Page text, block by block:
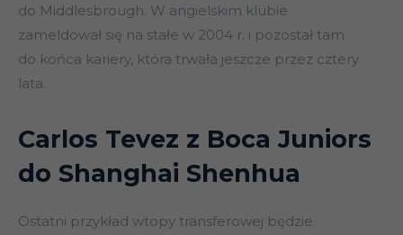
do Middlesbrough. W angielskim klubie
zameldował się na stałe w 2004 r. i pozostał tam
do końca kariery, która trwała jeszcze przez cztery
lata.
Carlos Tevez z Boca Juniors
do Shanghai Shenhua
Ostatni przykład wtopy transferowej będzie